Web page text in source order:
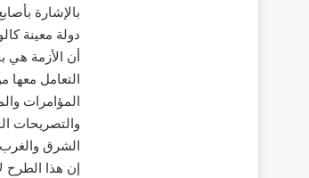
بالإشارة
دولة معينة
أن الأزمة
التعامل معها
المؤامرات
والتصريحات
الشرق
إن هذا الطرح